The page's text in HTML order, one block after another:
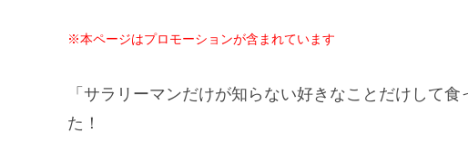
※本ページはプロモーションが含まれています
「サラリーマンだけが知らない好きなことだけして
た！